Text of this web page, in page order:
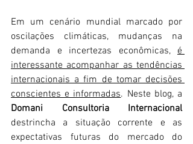
Em um cenário mundial marcado por
oscilações climáticas, mudanças na
demanda e incertezas econômicas, é
interessante acompanhar as tendências
internacionais a fim de tomar decisões
conscientes e informadas
Domani Consultoria Internacional
destrincha a situação corrente e as
expectativas futuras do mercado do